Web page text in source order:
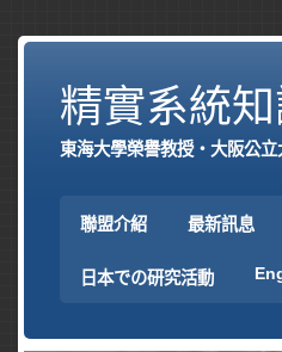
精實系統
東海大學榮譽教授‧大阪公立
聯盟介紹 最新訊息
日本での研究活動